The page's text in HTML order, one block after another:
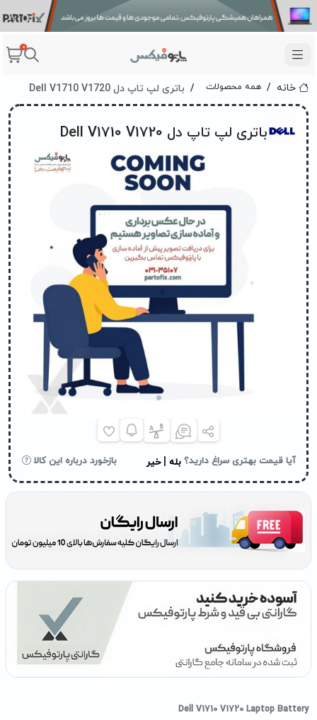
0
خانه همه محصولات باتری لپ تاپ دل Dell V1710 V1720
Dell V1710 V1720 Laptop Battery
باتری لپ تاپ دل Dell V1710 V1720
آیا قیمت بهتری سراغ دارید؟ بله خیر بازخورد درباره این کالا